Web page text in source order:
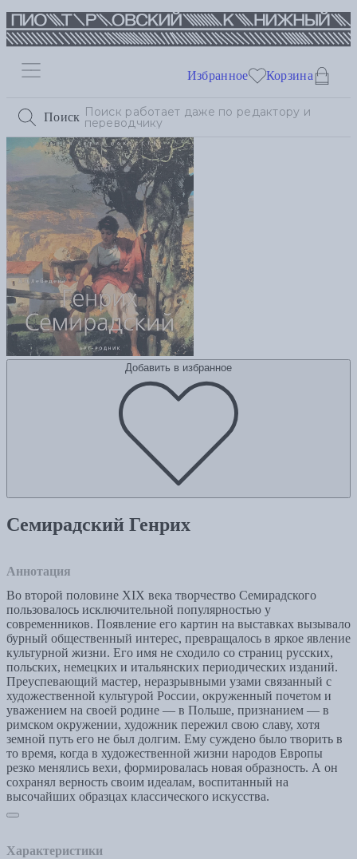
Поиск
Избранное Корзина
Добавить в избранное
Семирадский Генрих
Аннотация
Во второй половине XIX века творчество Семирадского
пользовалось исключительной популярностью у
современников. Появление его картин на выставках вызывало
бурный общественный интерес, превращалось в яркое явление
культурной жизни. Его имя не сходило со страниц русских,
польских, немецких и итальянских периодических изданий.
Преуспевающий мастер, неразрывными узами связанный с
художественной культурой России, окруженный почетом и
уважением на своей родине — в Польше, признанием — в
римском окружении, художник пережил свою славу, хотя
земной путь его не был долгим. Ему суждено было творить в
то время, когда в художественной жизни народов Европы
резко менялись вехи, формировалась новая образность. А он
сохранял верность своим идеалам, воспитанный на
высочайших образцах классического искусства.
Характеристики